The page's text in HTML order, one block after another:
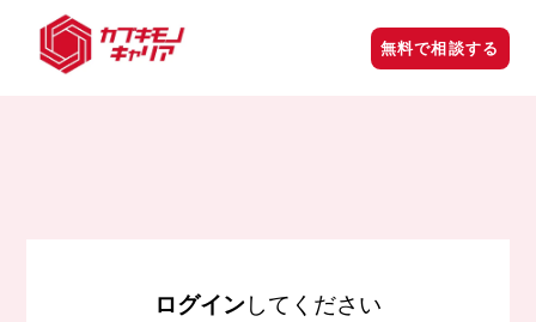
無料で相談する
ログインしてください
中卒・高卒だけが無双できる転職【カブキモノキャリア】